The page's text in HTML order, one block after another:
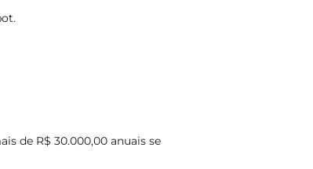
de R$ 30.000,00 anuais se